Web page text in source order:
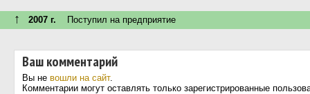
↑ 2007 г. Поступил на предприятие
Ваш комментарий
Вы не вошли на сайт.
Комментарии могут оставлять только зарегистрированные